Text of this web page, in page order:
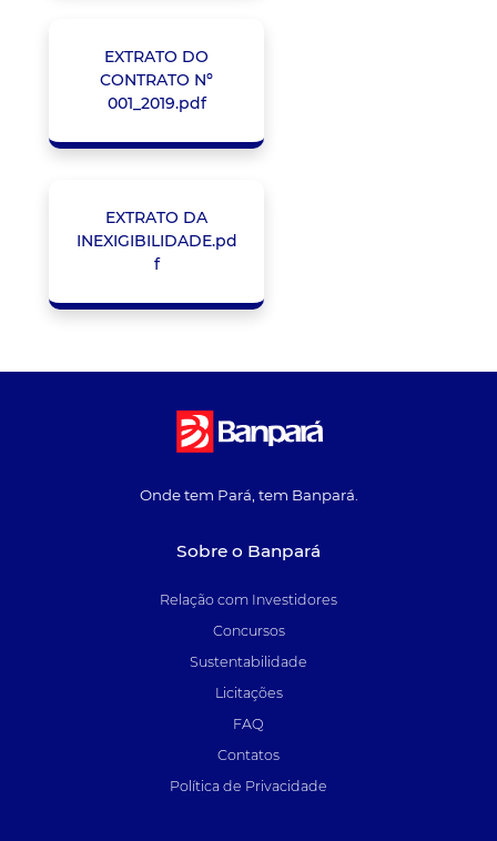
EXTRATO DO
CONTRATO Nº
001_2019.pdf
EXTRATO DA
INEXIGIBILIDADE.pd
f
Onde tem Pará, tem Banpará.
Sobre o Banpará
Relação com Investidores
Concursos
Sustentabilidade
Licitações
FAQ
Contatos
Política de Privacidade